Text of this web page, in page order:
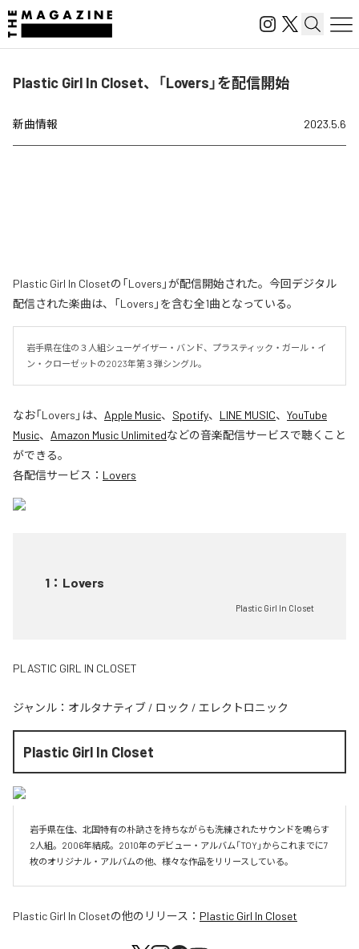
Plastic Girl In Closet、「Lovers」を配信開始
新曲情報 2023.5.6
Plastic Girl In Closetの「Lovers」が配信開始された。今回デジタル
配信された楽曲は、「Lovers」を含む全1曲となっている。
岩手県在住の３人組シューゲイザー・バンド、プラスティック・ガール・イ
ン・クローゼットの2023年第３弾シングル。
なお「Lovers 」は、 Apple Music、 Spotify、 LINE MUSIC、 YouTube
Music、 Amazon Music Unlimitedなどの音楽配信サービスで聴くこと
ができる。
各配信サービス： Lovers
1 ： Lovers
Plastic Girl In Closet
PLASTIC GIRL IN CLOSET
ジャンル： オルタナティブ / ロック / エレクトロニック
Plastic Girl In Closet
岩手県在住、北国特有の朴訥さを持ちながらも洗練されたサウンドを鳴らす
2人組。2006年結成。2010年のデビュー・アルバム「TOY」からこれまでに7
枚のオリジナル・アルバムの他、様々な作品をリリースしている。
Plastic Girl In Closetの他のリリース： Plastic Girl In Closet